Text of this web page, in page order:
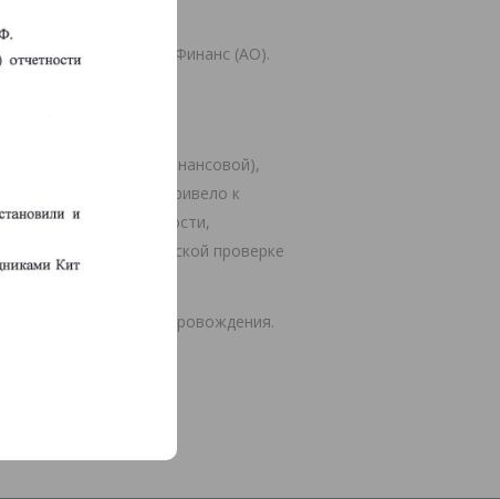
сотрудниками Кит Финанс (АО).
бухгалтерской (финансовой),
И как следствие привело к
составления отчётности,
автоматической проверке
рамках договора сопровождения.